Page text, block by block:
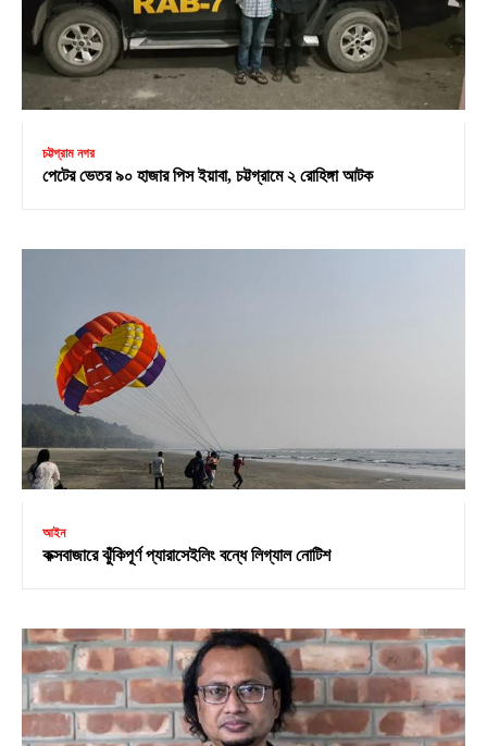
চট্টগ্রাম নগর
পেটের ভেতর ৯০ হাজার পিস ইয়াবা, চট্টগ্রামে ২ রোহিঙ্গা আটক
আইন
কক্সবাজারে ঝুঁকিপূর্ণ প্যারাসেইলিং বন্ধে লিগ্যাল নোটিশ